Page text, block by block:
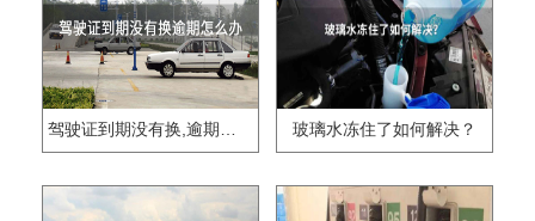
驾驶证到期没有换,逾期怎么办?? 玻璃水冻住了如何解决？